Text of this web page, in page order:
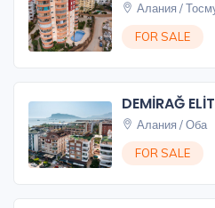
Алания /
FOR SALE
DEMİRAĞ
Алания / Оба
FOR SALE